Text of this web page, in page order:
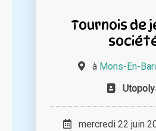
Tournois de
à Mons-En-
mercredi 22 juin